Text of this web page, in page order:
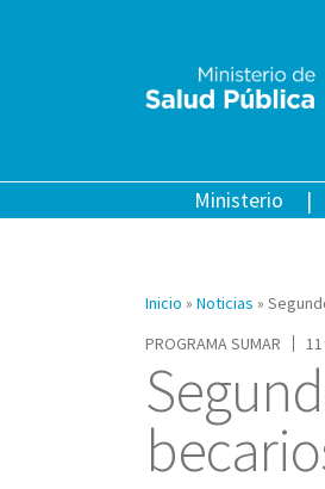
Ministerio
Inicio » Noticias »
PROGRAMA SUMAR